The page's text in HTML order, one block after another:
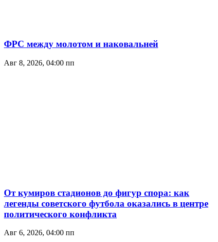
ФРС между молотом и наковальней
Авг 8, 2026, 04:00 пп
От кумиров стадионов до фигур спора: как
легенды советского футбола оказались в центре
политического конфликта
Авг 6, 2026, 04:00 пп